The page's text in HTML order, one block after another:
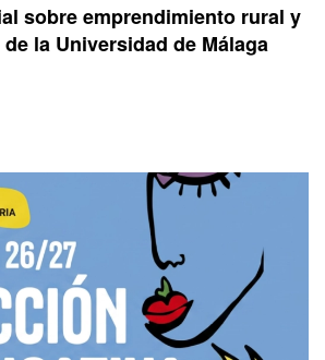
sobre emprendimiento rural y
la Universidad de Málaga